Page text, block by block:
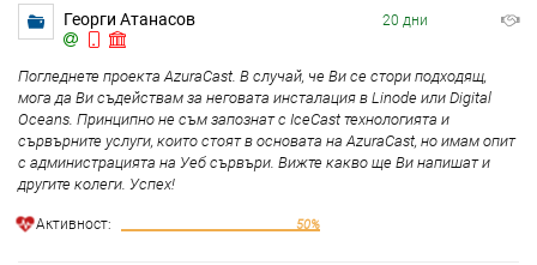
Георги Атанасов
Погледнете проекта AzuraCast. В случай, че Ви се стори подходящ,
мога да Ви съдействам за неговата инсталация в Linode или Digital
Oceans. Принципно не съм запознат с IceCast технологията и
сървърните услуги, които стоят в основата на AzuraCast, но имам опит
с администрацията на Уеб сървъри. Вижте какво ще Ви напишат и
другите колеги. Успех!
Aктивност: 50%
20 дни